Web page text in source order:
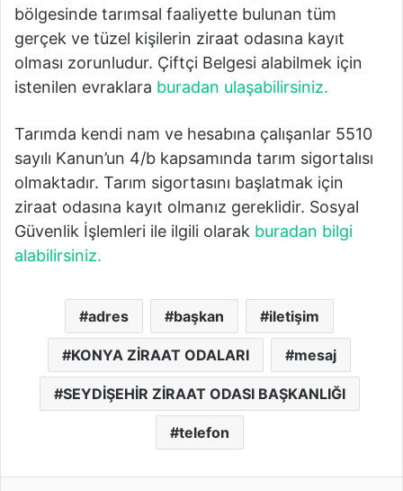
bölgesinde tarımsal faaliyette bulunan tüm
gerçek ve tüzel kişilerin ziraat odasına kayıt
olması zorunludur. Çiftçi Belgesi alabilmek için
istenilen evraklara buradan ulaşabilirsiniz.
Tarımda kendi nam ve hesabına çalışanlar 5510
sayılı Kanun’un 4/b kapsamında tarım sigortalısı
olmaktadır. Tarım sigortasını başlatmak için
ziraat odasına kayıt olmanız gereklidir. Sosyal
Güvenlik İşlemleri ile ilgili olarak buradan bilgi
alabilirsiniz.
adres başkan iletişim
KONYA ZİRAAT ODALARI mesaj
SEYDİŞEHİR ZİRAAT ODASI BAŞKANLIĞI
telefon